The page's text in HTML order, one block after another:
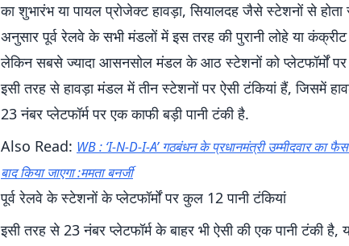
का शुभारंभ या पायल प्रोजेक्ट हावड़ा, सियालदह जैसे स्टेशनों से होता
अनुसार पूर्व रेलवे के सभी मंडलों में इस तरह की पुरानी लोहे या कंक्रीट
लेकिन सबसे ज्यादा आसनसोल मंडल के आठ स्टेशनों को प्लेटफॉर्मों पर
इसी तरह से हावड़ा मंडल में तीन स्टेशनों पर ऐसी टंकियां हैं, जिसमें
23 नंबर प्लेटफॉर्म पर एक काफी बड़ी पानी टंकी है.
Also Read: WB : ‘I-N-D-I-A’ गठबंधन के प्रधानमंत्री उम्मीदवार का
बाद किया जाएगा :ममता बनर्जी
पूर्व रेलवे के स्टेशनों के प्लेटफॉर्मों पर कुल 12 पानी टंकियां
इसी तरह से 23 नंबर प्लेटफॉर्म के बाहर भी ऐसी की एक पानी टंकी है,